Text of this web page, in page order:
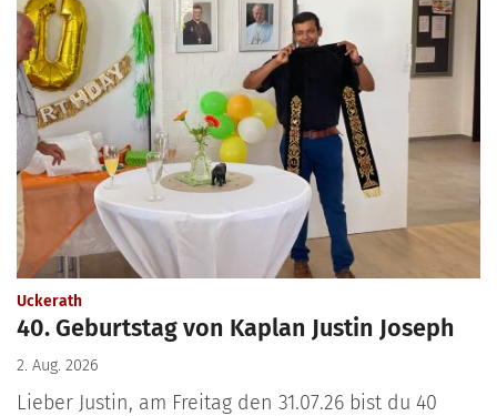
Uckerath:
40. Geburtstag von Kaplan Justin Joseph
2. Aug. 2026
Lieber Justin, am Freitag den 31.07.26 bist du 40